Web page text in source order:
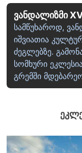
ვანდალიზმი
სამწუხაროდ,
იშვიათია
ძეგლებზე.
სომხური
გრემში